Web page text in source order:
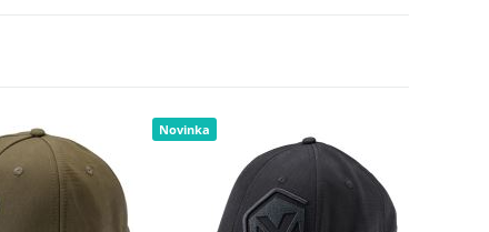
Novinka